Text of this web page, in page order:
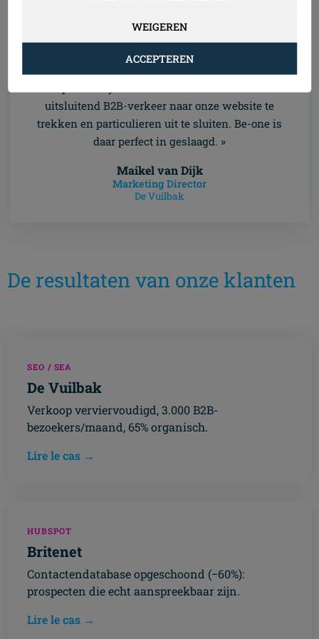
uitsluitend B2B-verkeer naar onze website te
trekken en particulieren uit te sluiten. Be-one is
daar perfect in geslaagd. »
Maikel van Dijk
Marketing Director
De Vuilbak
De resultaten van onze klanten
SEO / SEA
De Vuilbak
Verkoop verviervoudigd, 3.000 B2B-
bezoekers/maand, 65% organisch.
Lire le cas →
HUBSPOT
Britenet
Contactendatabase opgeschoond (−60%):
prospecten die echt aanspreekbaar zijn.
Lire le cas →
WEIGEREN
ACCEPTEREN